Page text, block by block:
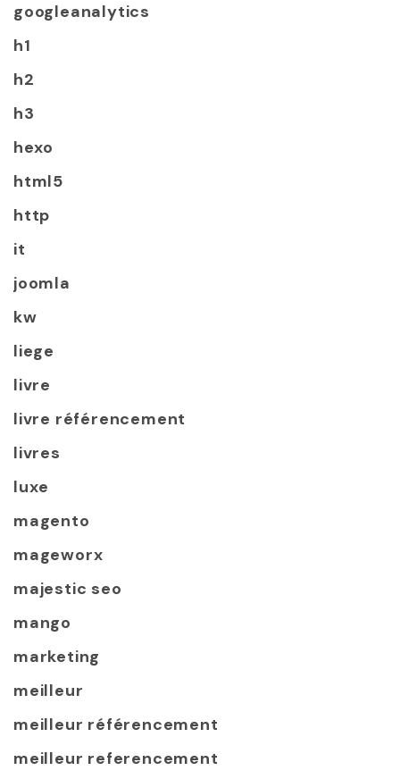
googleanalytics
h1
h2
h3
hexo
html5
http
it
joomla
kw
liege
livre
livre référencement
livres
luxe
magento
mageworx
majestic seo
mango
marketing
meilleur
meilleur référencement
meilleur referencement